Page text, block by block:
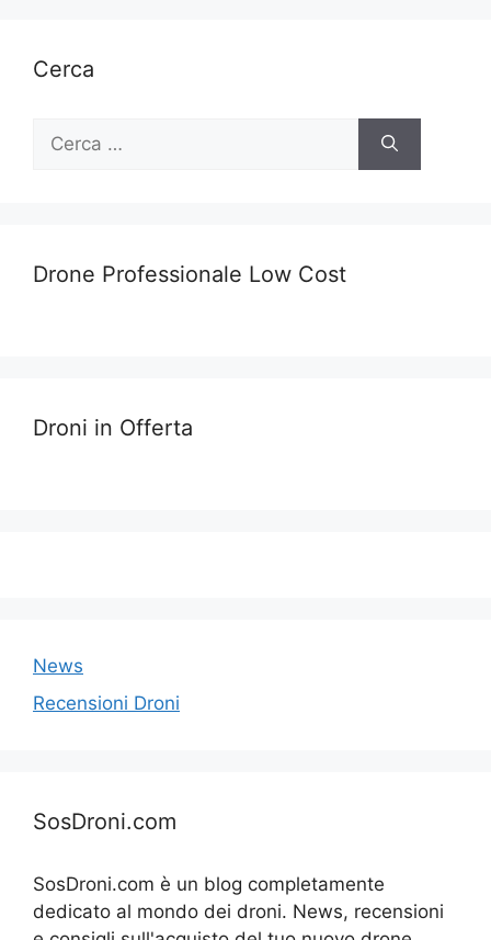
Cerca
Ricerca
Drone Professionale Low Cost
Droni in Offerta
News
Recensioni Droni
SosDroni.com
SosDroni.com è un blog completamente
dedicato al mondo dei droni. News, recensioni